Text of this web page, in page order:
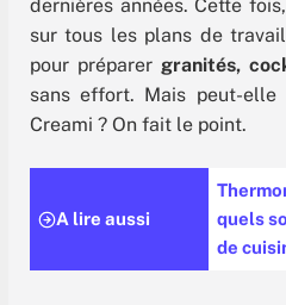
dernières années. Cette
sur tous les plans de
pour préparer granités,
sans effort. Mais peut-elle
Creami ? On fait le point.
A lire aussi
quels
de